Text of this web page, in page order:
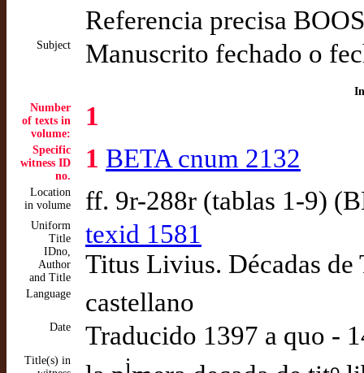
Referencia precisa
Subject Manuscrito fechado o
Number
of texts in
volume:
1
Specific
witness ID
no.
1 BETA cnum 2132
Location
in volume
ff. 9r-288r (tablas 1-9)
Uniform
Title
IDno,
Author
and Title
texid 1581
Titus Livius. Décadas
Language castellano
Date Traducido 1397 a quo -
Title(s) in
i